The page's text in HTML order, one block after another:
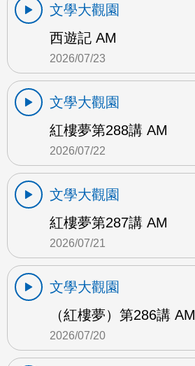
文學大觀園
西遊記 AM
2026/07/23
文學大觀園
紅樓夢第288講 AM
2026/07/22
文學大觀園
紅樓夢第287講 AM
2026/07/21
文學大觀園
（紅樓夢）第286講 AM
2026/07/20